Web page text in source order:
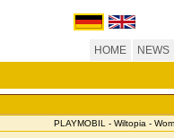
HOME NEWS
PLAYMOBIL - Wiltopia -